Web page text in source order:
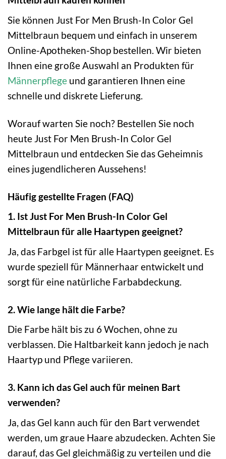
Sie können Just For Men Brush-In Color Gel
Mittelbraun bequem und einfach in unserem
Online-Apotheken-Shop bestellen. Wir bieten
Ihnen eine große Auswahl an Produkten für
Männerpflege und garantieren Ihnen eine
schnelle und diskrete Lieferung.
Worauf warten Sie noch? Bestellen Sie noch
heute Just For Men Brush-In Color Gel
Mittelbraun und entdecken Sie das Geheimnis
eines jugendlicheren Aussehens!
Häufig gestellte Fragen (FAQ)
1. Ist Just For Men Brush-In Color Gel
Mittelbraun für alle Haartypen geeignet?
Ja, das Farbgel ist für alle Haartypen geeignet. Es
wurde speziell für Männerhaar entwickelt und
sorgt für eine natürliche Farbabdeckung.
2. Wie lange hält die Farbe?
Die Farbe hält bis zu 6 Wochen, ohne zu
verblassen. Die Haltbarkeit kann jedoch je nach
Haartyp und Pflege variieren.
3. Kann ich das Gel auch für meinen Bart
verwenden?
Ja, das Gel kann auch für den Bart verwendet
werden, um graue Haare abzudecken. Achten Sie
darauf, das Gel gleichmäßig zu verteilen und die